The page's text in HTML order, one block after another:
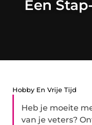
Een
Hobby En Vrije Tijd
Heb je moeite
van je veters?